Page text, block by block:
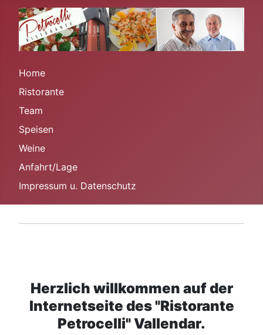
Home
Ristorante
Team
Speisen
Weine
Anfahrt/Lage
Impressum u. Datenschutz
Herzlich willkommen auf der
Internetseite des "Ristorante
Petrocelli" Vallendar.